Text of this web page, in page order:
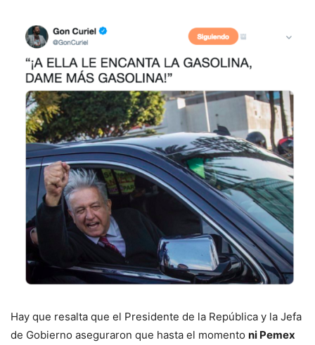
Hay que resalta que el Presidente de la República y la Jefa
de Gobierno aseguraron que hasta el momento ni Pemex